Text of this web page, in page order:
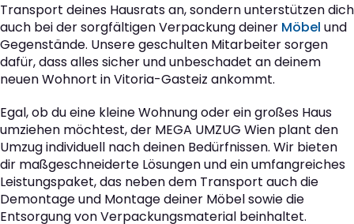
Transport deines Hausrats an, sondern unterstützen dich
auch bei der sorgfältigen Verpackung deiner Möbel und
Gegenstände. Unsere geschulten Mitarbeiter sorgen
dafür, dass alles sicher und unbeschadet an deinem
neuen Wohnort in Vitoria-Gasteiz ankommt.
Egal, ob du eine kleine Wohnung oder ein großes Haus
umziehen möchtest, der MEGA UMZUG Wien plant den
Umzug individuell nach deinen Bedürfnissen. Wir bieten
dir maßgeschneiderte Lösungen und ein umfangreiches
Leistungspaket, das neben dem Transport auch die
Demontage und Montage deiner Möbel sowie die
Entsorgung von Verpackungsmaterial beinhaltet.